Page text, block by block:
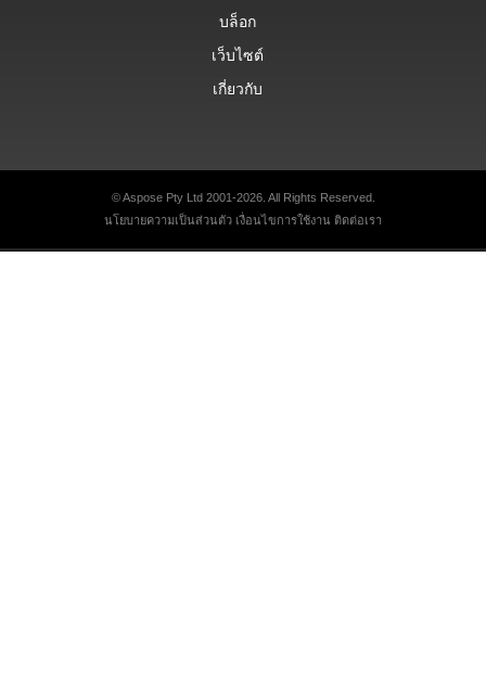
บล็อก
เว็บไซต์
เกี่ยวกับ
© Aspose Pty Ltd 2001-2026. All Rights Reserved.
นโยบายความเป็นส่วนตัว เงื่อนไขการใช้งาน ติดต่อเรา